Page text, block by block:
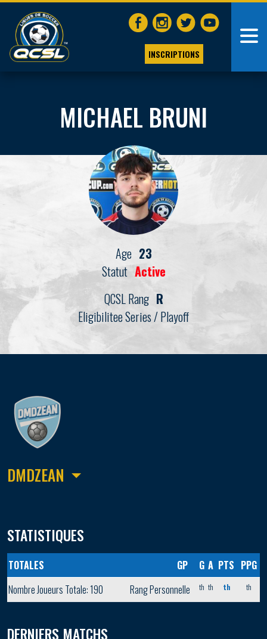
INSCRIPTIONS
MICHAEL BRUNI
Age 23
Statut Active
QCSL Rang R
Eligibilitee Series / Playoff
DMDZEAN
STATISTIQUES
TOTALES GP G A PTS PPG
Nombre Joueurs Totale: 190
Rang Personnelle th th th th
DERNIERS MATCHS